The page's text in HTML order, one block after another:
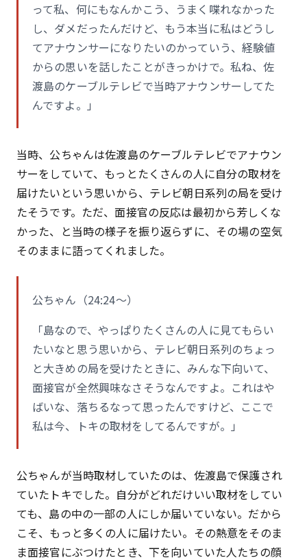
って私、何にもなんかこう、うまく喋れなかった
し、ダメだったんだけど、もう本当に私はどうし
てアナウンサーになりたいのかっていう、経験値
からの思いを話したことがきっかけで。私ね、佐
渡島のケーブルテレビで当時アナウンサーしてた
んですよ。」
当時、公ちゃんは佐渡島のケーブルテレビでアナウン
サーをしていて、もっとたくさんの人に自分の取材を
届けたいという思いから、テレビ朝日系列の局を受け
たそうです。ただ、面接官の反応は最初から芳しくな
かった、と当時の様子を振り返らずに、その場の空気
そのままに語ってくれました。
公ちゃん（24:24〜）
「島なので、やっぱりたくさんの人に見てもらい
たいなと思う思いから、テレビ朝日系列のちょっ
と大きめの局を受けたときに、みんな下向いて、
面接官が全然興味なさそうなんですよ。これはや
ばいな、落ちるなって思ったんですけど、ここで
私は今、トキの取材をしてるんですが。」
公ちゃんが当時取材していたのは、佐渡島で保護され
ていたトキでした。自分がどれだけいい取材をしてい
ても、島の中の一部の人にしか届いていない。だから
こそ、もっと多くの人に届けたい。その熱意をそのま
ま面接官にぶつけたとき、下を向いていた人たちの顔